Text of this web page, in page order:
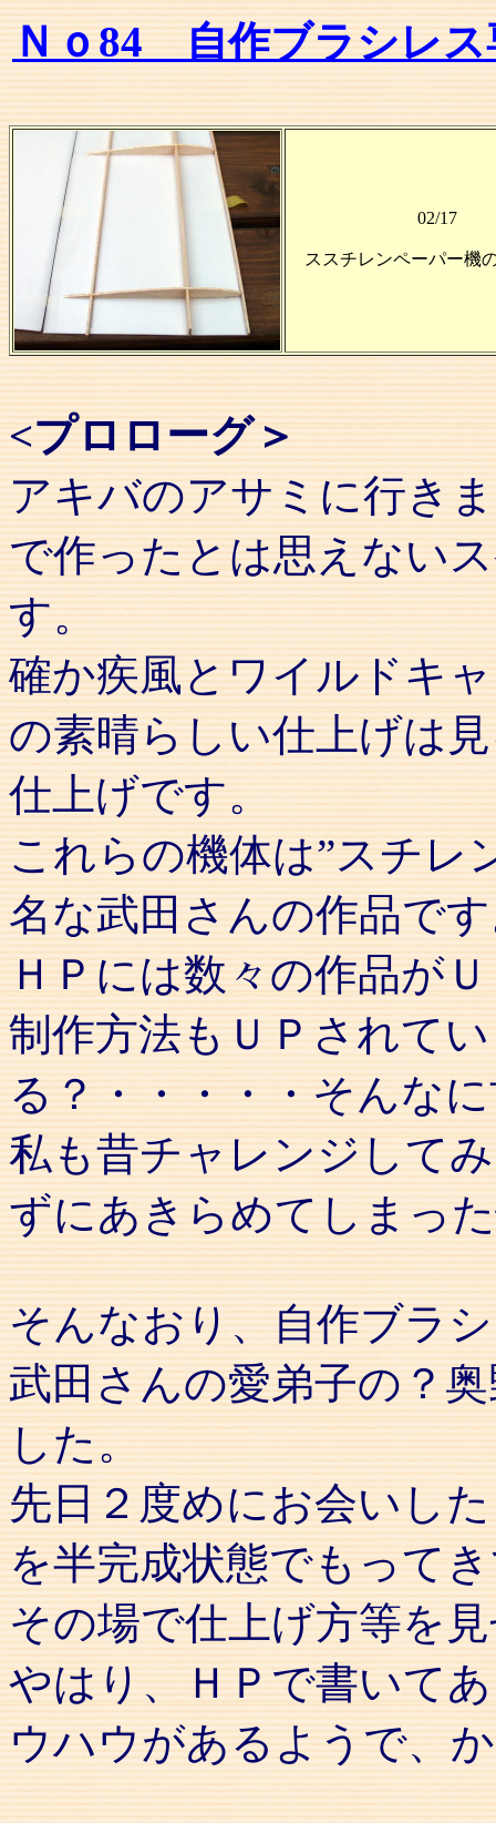
Ｎｏ84自作ブラシレ
02/17
ス スチレンペーパー機
<プロローグ＞
アキバのアサミに行き
で作ったとは思えない
す。
確か疾風とワイルドキ
の素晴らしい仕上げは
仕上げです。
これらの機体は”スチレ
名な武田さんの作品で
ＨＰには数々の作品が
制作方法もＵＰされて
る？・・・・・そんな
私も昔チャレンジして
ずにあきらめてしまっ
そんなおり、自作ブラ
武田さんの愛弟子の？
した。
先日２度めにお会いし
を半完成状態でもって
その場で仕上げ方等を
やはり、ＨＰで書いて
ウハウがあるようで、